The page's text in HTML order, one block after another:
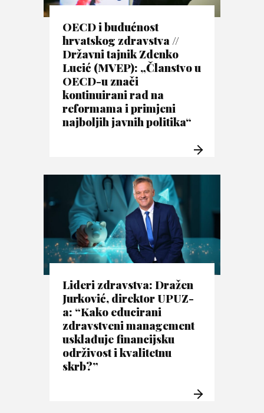
OECD i budućnost
hrvatskog zdravstva //
Državni tajnik Zdenko
Lucić (MVEP): „Članstvo u
OECD-u znači
kontinuirani rad na
reformama i primjeni
najboljih javnih politika“
Lideri zdravstva: Dražen
Jurković, direktor UPUZ-
a: “Kako educirani
zdravstveni management
usklađuje financijsku
održivost i kvalitetnu
skrb?”